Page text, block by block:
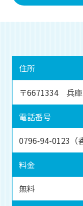
住所
〒6671334 兵庫
電話番号
0796-94-0123（
料金
無料